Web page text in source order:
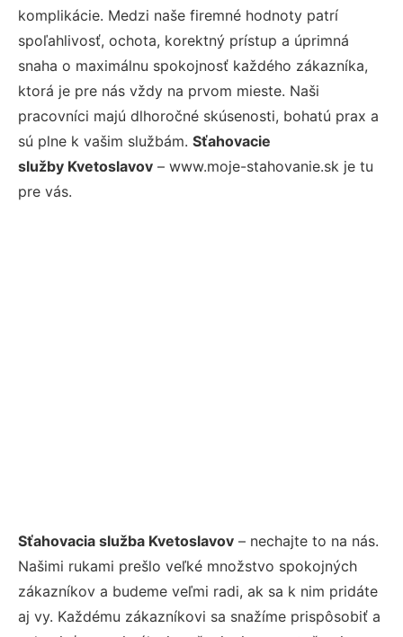
komplikácie. Medzi naše firemné hodnoty patrí
spoľahlivosť, ochota, korektný prístup a úprimná
snaha o maximálnu spokojnosť každého zákazníka,
ktorá je pre nás vždy na prvom mieste. Naši
pracovníci majú dlhoročné skúsenosti, bohatú prax a
sú plne k vašim službám. Sťahovacie
služby Kvetoslavov – www.moje-stahovanie.sk je tu
pre vás.
Sťahovacia služba Kvetoslavov – nechajte to na nás.
Našimi rukami prešlo veľké množstvo spokojných
zákazníkov a budeme veľmi radi, ak sa k nim pridáte
aj vy. Každému zákazníkovi sa snažíme prispôsobiť a